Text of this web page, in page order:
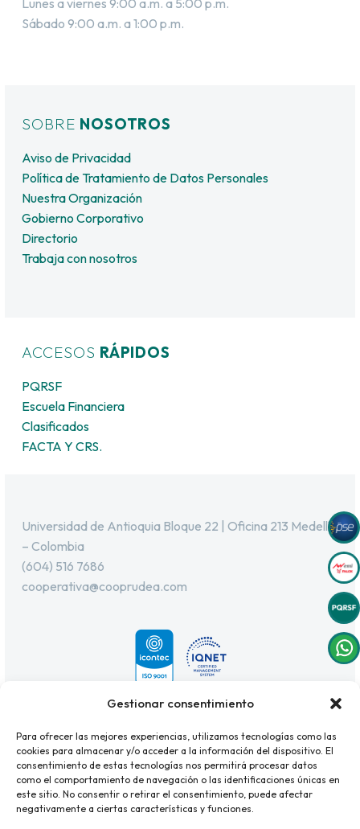
Gestionar consentimiento
Para ofrecer las mejores experiencias, utilizamos tecnologías como las
cookies para almacenar y/o acceder a la información del dispositivo. El
consentimiento de estas tecnologías nos permitirá procesar datos
como el comportamiento de navegación o las identificaciones únicas en
este sitio. No consentir o retirar el consentimiento, puede afectar
negativamente a ciertas características y funciones.
Sábado 9:00 a.m. a 1:00 p.m.
SOBRE NOSOTROS
Aviso de Privacidad
Política de Tratamiento de Datos Personales
Nuestra Organización
Gobierno Corporativo
Directorio
Trabaja con nosotros
ACCESOS RÁPIDOS
PQRSF
Escuela Financiera
Clasificados
FACTA Y CRS.
Universidad de Antioquia Bloque 22 | Oficina 213 Medellín
– Colombia
(604) 516 7686
cooperativa@cooprudea.com